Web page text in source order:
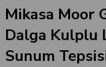
Mikasa Moor
Dalga Kulplu
Sunum